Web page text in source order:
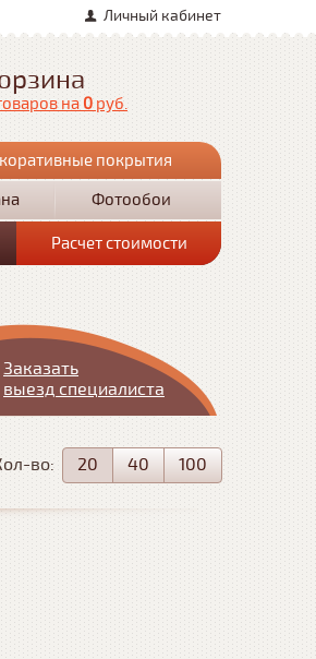
Личный кабинет
на 0 руб.
покрытия
Фотообои
Расчет стоимости
Заказать
выезд специалиста
во: 20 40 100